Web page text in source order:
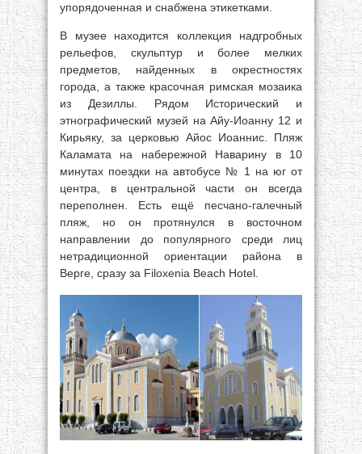
упорядоченная и снабжена этикетками.
В музее находится коллекция надгробных
рельефов, скульптур и более мелких
предметов, найденных в окрестностях
города, а также красочная римская мозаика
из Дезиллы. Рядом Исторический и
этнографический музей на Айу-Иоанну 12 и
Кирьяку, за церковью Айос Иоаннис. Пляж
Каламата на набережной Наварину в 10
минутах поездки на автобусе № 1 на юг от
центра, в центральной части он всегда
переполнен. Есть ещё песчано-галечный
пляж, но он протянулся в восточном
направлении до популярного среди лиц
нетрадиционной ориентации района в
Верге, сразу за Filoxenia Beach Hotel.